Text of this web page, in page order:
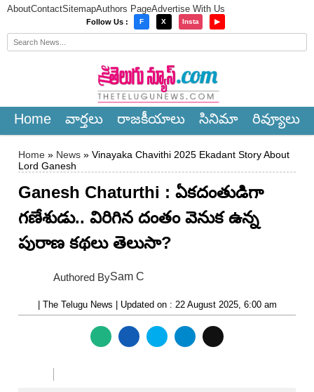
AboutContactSitemapAuthors PageAdvertise With Us
Follow Us : F X Insta ▶
Home వార్త‌లు రాజ‌కీయాలు సినిమా రివ్యూలు
Home » News » Vinayaka Chavithi 2025 Ekadant Story About
Lord Ganesh
Ganesh Chaturthi : ఏకదంతుడిగా
గణేశుడు.. విరిగిన దంతం వెనుక ఉన్న
పురాణ కథలు తెలుసా?
Authored BySam C
| The Telugu News | Updated on : 22 August 2025, 6:00 am